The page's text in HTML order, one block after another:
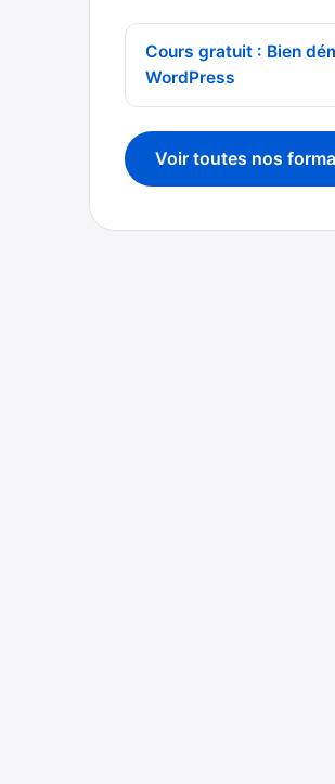
Cours gratuit : Bien
WordPress
Voir toutes nos